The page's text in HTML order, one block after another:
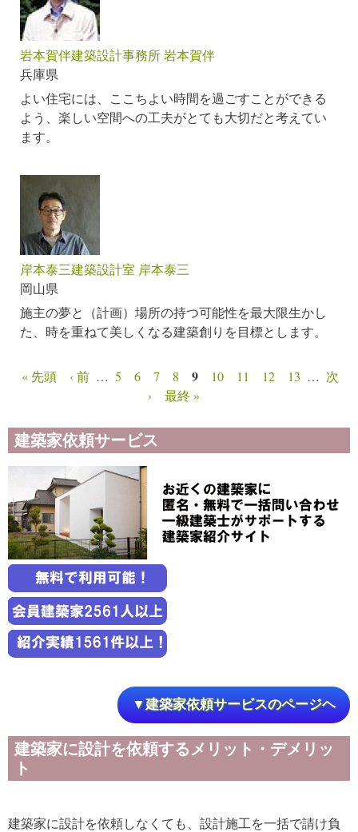
岩本賀伴建築設計事務所 岩本賀伴
兵庫県
よい住宅には、ここちよい時間を過ごすことができる
よう、楽しい空間への工夫がとても大切だと考えてい
ます。
岸本泰三建築設計室 岸本泰三
岡山県
施主の夢と（計画）場所の持つ可能性を最大限生かし
た、時を重ねて美しくなる建築創りを目標とします。
ページ
« 先頭 ‹ 前 … 5 6 7 8 9 10 11 12 13 … 次
›
最終 »
建築家依頼サービス
▼建築家依頼サービスのページヘ
建築家に設計を依頼するメリット・デメリッ
ト
建築家に設計を依頼しなくても、設計施工を一括で請け負